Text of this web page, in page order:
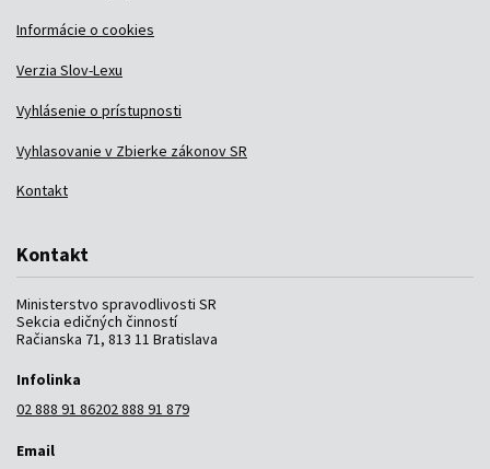
Informácie o cookies
Verzia Slov-Lexu
Vyhlásenie o prístupnosti
Vyhlasovanie v Zbierke zákonov SR
Kontakt
Kontakt
Ministerstvo spravodlivosti SR
Sekcia edičných činností
Račianska 71, 813 11 Bratislava
Infolinka
02 888 91 86202 888 91 879
Email